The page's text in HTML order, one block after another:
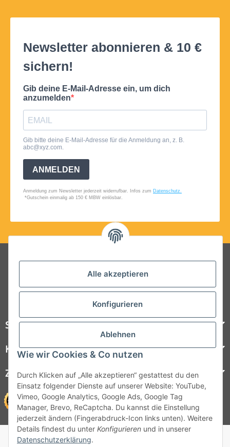
Alle akzeptieren
Konfigurieren
Ablehnen
Wie wir Cookies & Co nutzen
Durch Klicken auf „Alle akzeptieren“ gestattest du den
Einsatz folgender Dienste auf unserer Website: YouTube,
Vimeo, Google Analytics, Google Ads, Google Tag
Manager, Brevo, ReCaptcha. Du kannst die Einstellung
jederzeit ändern (Fingerabdruck-Icon links unten). Weitere
Details findest du unter Konfigurieren und in unserer
Datenschutzerklärung.
Folgt uns auf Social Media
Steelboxx
Kundenservice
Zahlungsmöglichkeiten
© 1964 - 2026 Lüllmann GmbH